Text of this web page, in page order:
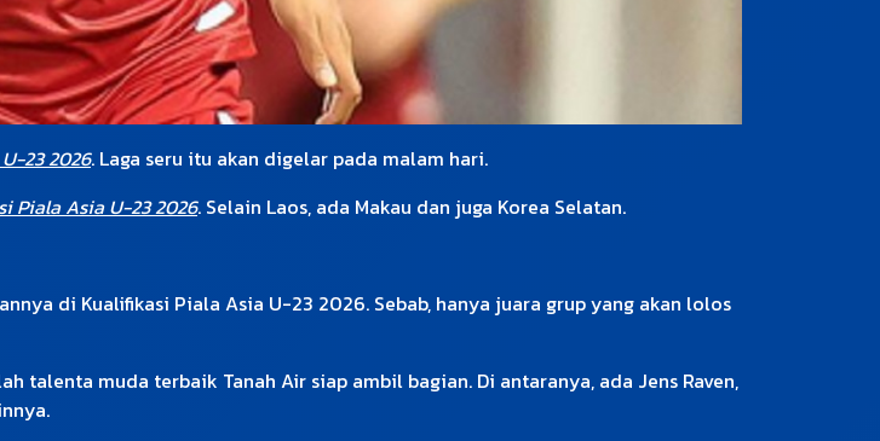
23 2026. Laga seru itu akan digelar pada malam hari.
Piala Asia U-23 2026. Selain Laos, ada Makau dan juga Korea Selatan.
di Kualifikasi Piala Asia U-23 2026. Sebab, hanya juara grup yang akan lolos
talenta muda terbaik Tanah Air siap ambil bagian. Di antaranya, ada Jens Raven,